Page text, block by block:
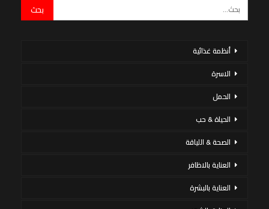
أنظمة غذائية
الاسرة
الحمل
الحياة & حب
الصحة & اللياقة
العناية بالاظافر
العناية بالبشرة